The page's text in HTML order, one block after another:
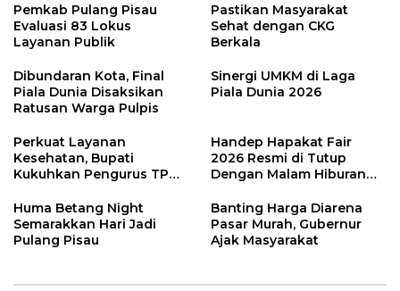
Pemkab Pulang Pisau
Evaluasi 83 Lokus
Layanan Publik
Pastikan Masyarakat
Sehat dengan CKG
Berkala
Dibundaran Kota, Final
Piala Dunia Disaksikan
Ratusan Warga Pulpis
Sinergi UMKM di Laga
Piala Dunia 2026
Perkuat Layanan
Kesehatan, Bupati
Kukuhkan Pengurus TP
Handep Hapakat Fair
2026 Resmi di Tutup
Dengan Malam Hiburan
Huma Betang Night
Semarakkan Hari Jadi
Pulang Pisau
Banting Harga Diarena
Pasar Murah, Gubernur
Ajak Masyarakat